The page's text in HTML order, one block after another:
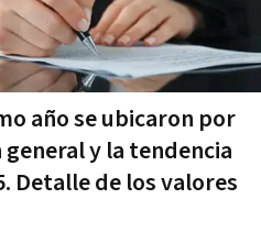
año se ubicaron por
y la tendencia
Detalle de los valores